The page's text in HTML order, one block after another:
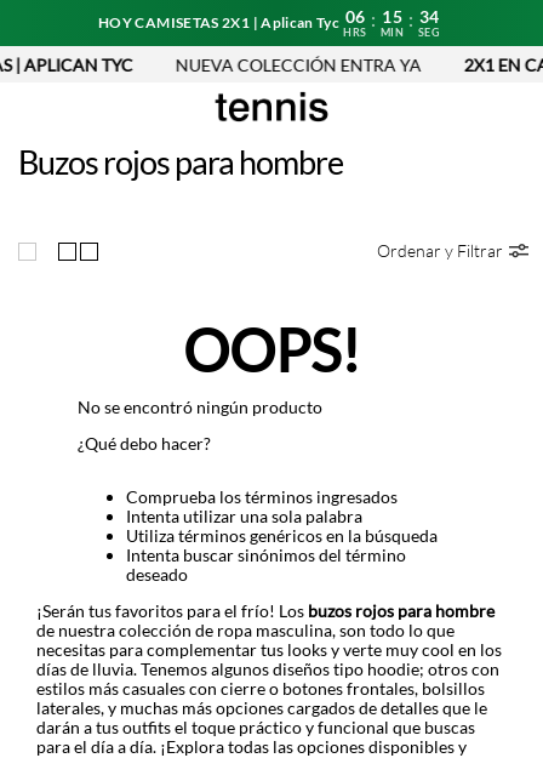
HOY CAMISETAS 2X1 | Aplican Tyc 06
HRS
: 15
MIN
: 34
SEG
| APLICAN TYC NUEVA COLECCIÓN ENTRA YA 2X1 EN
Buzos rojos para hombre
Ordenar y Filtrar
OOPS!
No se encontró ningún producto
¿Qué debo hacer?
Comprueba los términos ingresados
Intenta utilizar una sola palabra
Utiliza términos genéricos en la búsqueda
Intenta buscar sinónimos del término
deseado
¡Serán tus favoritos para el frío! Los buzos rojos para hombre
de nuestra colección de ropa masculina, son todo lo que
necesitas para complementar tus looks y verte muy cool en los
días de lluvia. Tenemos algunos diseños tipo hoodie; otros con
estilos más casuales con cierre o botones frontales, bolsillos
laterales, y muchas más opciones cargados de detalles que le
darán a tus outfits el toque práctico y funcional que buscas
para el día a día. ¡Explora todas las opciones disponibles y